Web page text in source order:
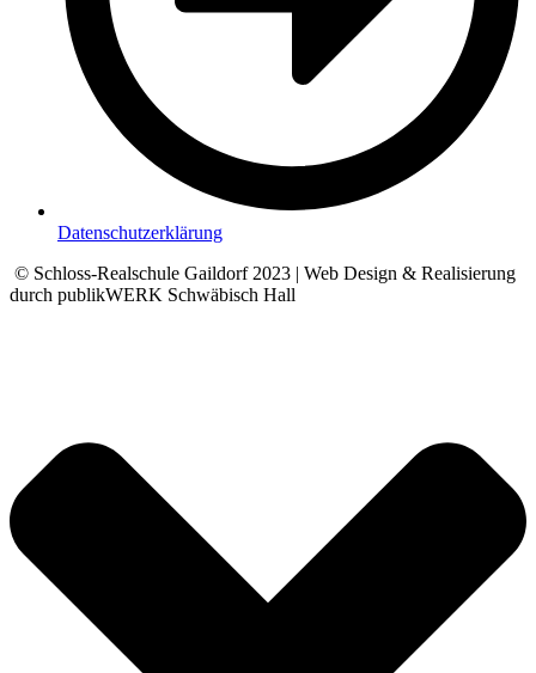
Datenschutzerklärung
© Schloss-Realschule Gaildorf 2023 | Web Design & Realisierung
durch publikWERK Schwäbisch Hall